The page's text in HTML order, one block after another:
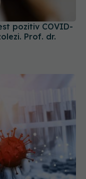
Prof. dr.